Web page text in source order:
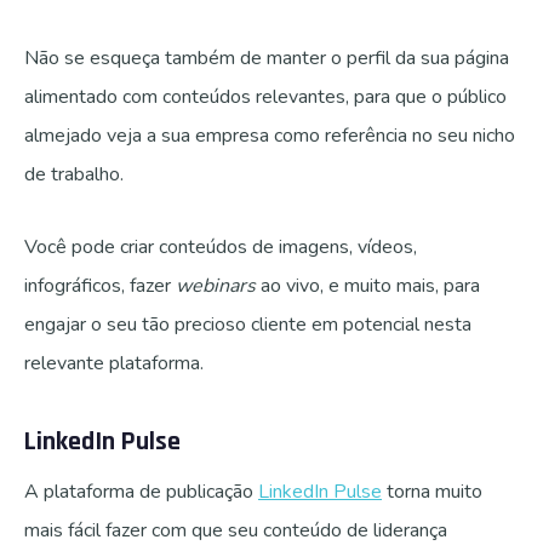
Não se esqueça também de manter o perfil da sua página
alimentado com conteúdos relevantes, para que o público
almejado veja a sua empresa como referência no seu nicho
de trabalho.
Você pode criar conteúdos de imagens, vídeos,
infográficos, fazer webinarsao vivo, e muito mais, para
engajar o seu tão precioso cliente em potencial nesta
relevante plataforma.
LinkedIn Pulse
A plataforma de publicação LinkedIn Pulse torna muito
mais fácil fazer com que seu conteúdo de liderança